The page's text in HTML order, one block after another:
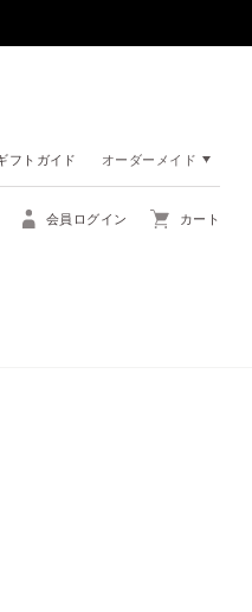
フトガイド オーダーメイド
会員ログイン カート